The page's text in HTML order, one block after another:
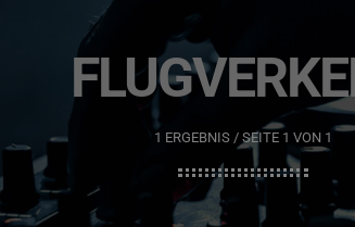
1 ERGEBNIS / SEITE 1 VON 1